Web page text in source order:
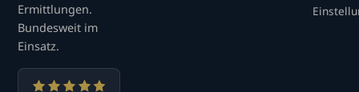
Ermittlungen.
Bundesweit im
Einsatz.